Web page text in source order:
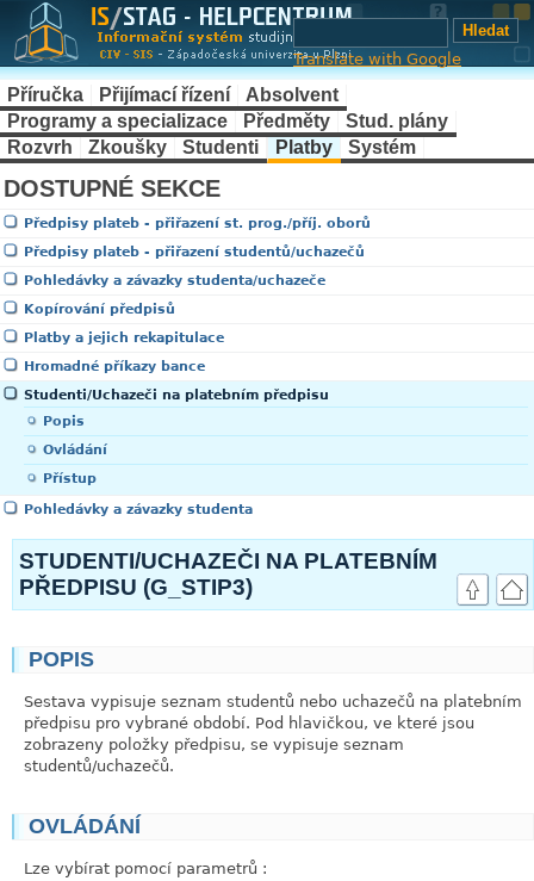
Translate with Google
Příručka Přijímací řízení
Absolvent
Programy a specializace
Předměty
Stud. plány
Rozvrh
Zkoušky Studenti Platby Systém
DOSTUPNÉ SEKCE
Předpisy plateb - přiřazení st. prog./příj. oborů
Předpisy plateb - přiřazení studentů/uchazečů
Pohledávky a závazky studenta/uchazeče
Kopírování předpisů
Platby a jejich rekapitulace
Hromadné příkazy bance
Studenti/Uchazeči na platebním předpisu
Popis
Ovládání
Přístup
Pohledávky a závazky studenta
STUDENTI/UCHAZEČI NA PLATEBNÍM
PŘEDPISU (G_STIP3)
POPIS
Sestava vypisuje seznam studentů nebo uchazečů na platebním
předpisu pro vybrané období. Pod hlavičkou, ve které jsou
zobrazeny položky předpisu, se vypisuje seznam
studentů/uchazečů.
OVLÁDÁNÍ
Lze vybírat pomocí parametrů :